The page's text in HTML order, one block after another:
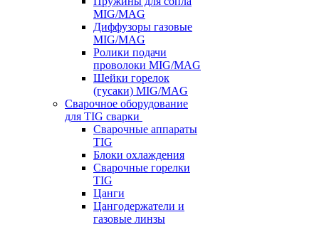
MIG/MAG
Диффузоры газовые
MIG/MAG
Ролики подачи
проволоки MIG/MAG
Шейки горелок
(гусаки) MIG/MAG
Сварочное оборудование
для TIG сварки
Сварочные аппараты
TIG
Блоки охлаждения
Сварочные горелки
TIG
Цанги
Цангодержатели и
газовые линзы